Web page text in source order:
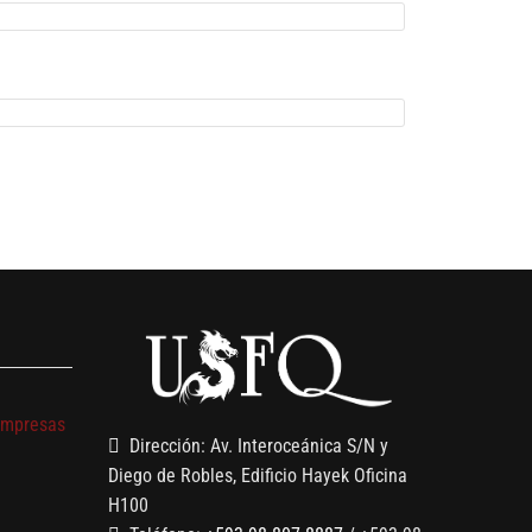
Dirección: Av. Interoceánica S/N y
Diego de Robles, Edificio Hayek Oficina
H100